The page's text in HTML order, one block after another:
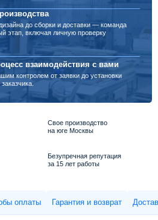
до сборки и доставки — команда
этап, включая личную проверку
взаимодействия с вами
контролем от заявки до установки
Свое производство
на юге Москвы
Безупречная репутация
за 15 лет работы
Способы оплаты Гарантия и возврат